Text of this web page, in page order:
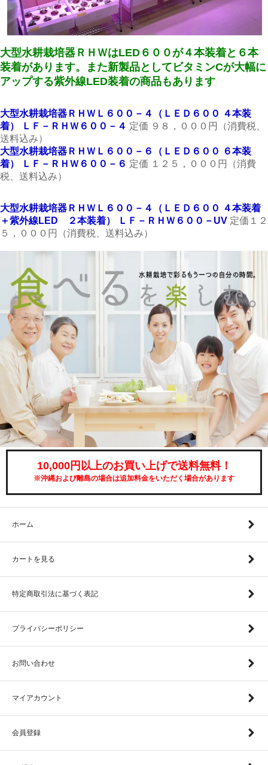
大型水耕栽培器ＲＨＷはLED６００が４本装着と６本
装着があります。また新製品としてビタミンCが大幅に
アップする紫外線LED装着の商品もあります
大型水耕栽培器ＲＨＷＬ６００－４（ＬＥＤ６００ ４本装
着） ＬＦ－ＲＨＷ６００－４ 定価 ９８，０００円（消費税、
送料込み）
大型水耕栽培器ＲＨＷＬ６００－６（ＬＥＤ６００ ６本装
着） ＬＦ－ＲＨＷ６００－６ 定価 １２５，０００円（消費
税、送料込み）
大型水耕栽培器ＲＨＷＬ６００－４（ＬＥＤ６００ ４本装着
＋紫外線LED ２本装着） ＬＦ－ＲＨＷ６００－UV 定価１２
５，０００円（消費税、送料込み）
10,000円以上のお買い上げで送料無料！
※沖縄および離島の場合は追加料金をいただく場合があります
ホーム
カートを見る
特定商取引法に基づく表記
プライバシーポリシー
お問い合わせ
マイアカウント
会員登録